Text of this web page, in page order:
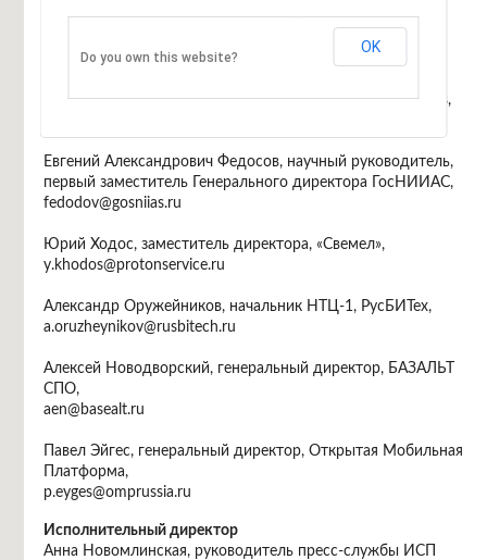
Do you own this website?
OK
Программный комитет
arut@ispras.ru
Дмитрий Завалишин, генеральный директор DZ Systems,
Евгений Александрович Федосов, научный руководитель,
первый заместитель Генерального директора ГосНИИАС,
fedodov@gosniias.ru
Юрий Ходос, заместитель директора, «Свемел»,
y.khodos@protonservice.ru
Александр Оружейников, начальник НТЦ-1, РусБИТех,
a.oruzheynikov@rusbitech.ru
Алексей Новодворский, генеральный директор, БАЗАЛЬТ
СПО,
aen@basealt.ru
Павел Эйгес, генеральный директор, Открытая Мобильная
Платформа,
p.eyges@omprussia.ru
Исполнительный директор
Анна Новомлинская, руководитель пресс-службы ИСП